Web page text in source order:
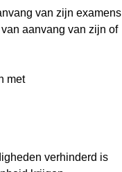
van zijn examens
aanvang van zijn of
met
verhinderd is